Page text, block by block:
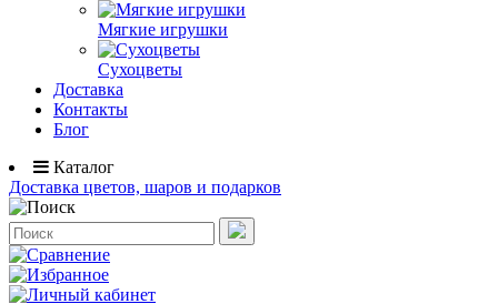
Мягкие игрушки
Сухоцветы
Доставка
Контакты
Блог
Каталог
Доставка цветов, шаров и подарков